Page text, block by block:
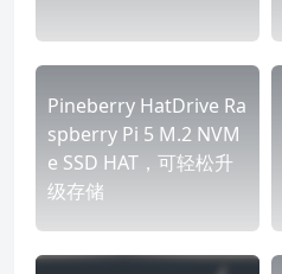
Pineberry HatDrive Ra
spberry Pi 5 M.2 NVM
e SSD HAT，可轻松升
级存储